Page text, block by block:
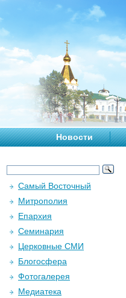
Новости
Самый Восточный
Митрополия
Епархия
Семинария
Церковные СМИ
Блогосфера
Фотогалерея
Медиатека